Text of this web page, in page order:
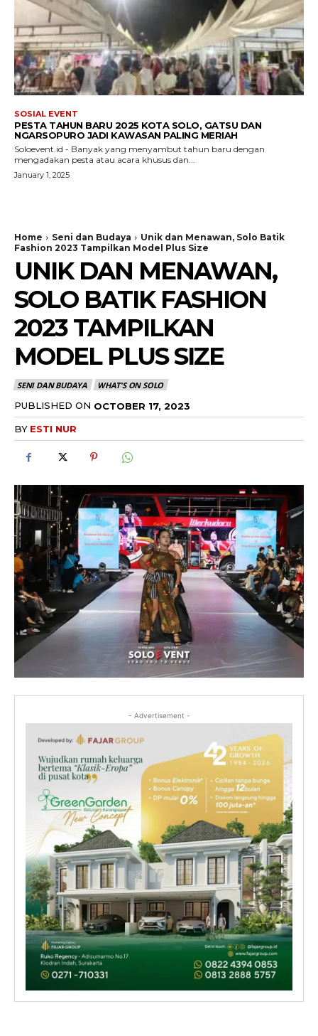
SOSIAL EVENT
PESTA TAHUN BARU 2025 KOTA SOLO, GATSU DAN
NGARSOPURO JADI KAWASAN PALING MERIAH
Soloevent.id - Banyak yang menyambut tahun baru dengan
mengadakan pesta atau acara khusus dan...
January 1, 2025